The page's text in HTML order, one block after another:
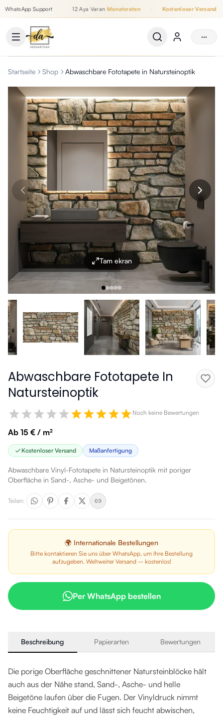
WhatsApp Support 12 Aya Varan Monatsraten Kostenloser Versand
···
Startseite Shop Abwaschbare Fototapete in Natursteinoptik
Tam ekran
Abwaschbare Fototapete In
Natursteinoptik
Noch keine Bewertungen
Ab 15 € / m²
Kostenloser Versand Maßanfertigung
Abwaschbare Vinyl-Fototapete in Natursteinoptik mit poriger
Oberfläche in Sand-, Asche- und Beigetönen.
Teilen:
🌍 Internationale Bestellungen
Bitte kontaktieren Sie uns über WhatsApp, um Ihre Bestellung
aufzugeben. Weltweiter Versand – kostenlos!
Per WhatsApp bestellen
Beschreibung Papierarten Bewertungen
Die porige Oberfläche geschnittener Natursteinblöcke hält
auch aus der Nähe stand, Sand-, Asche- und helle
Beigetöne laufen über die Fugen. Der Vinyldruck nimmt
keine Feuchtigkeit auf und lässt sich feucht abwischen,